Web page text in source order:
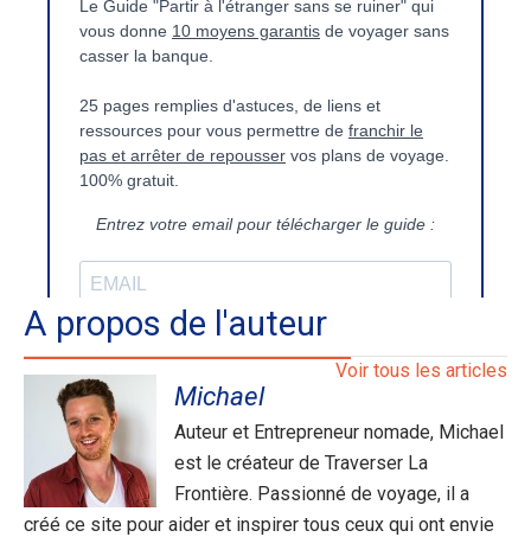
A propos de l'auteur
Voir tous les articles
Michael
Auteur et Entrepreneur nomade, Michael
est le créateur de Traverser La
Frontière. Passionné de voyage, il a
créé ce site pour aider et inspirer tous ceux qui ont envie